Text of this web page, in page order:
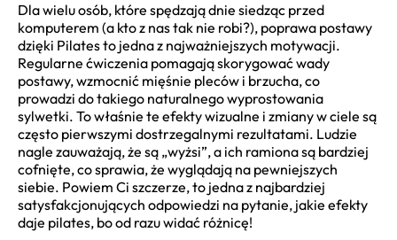
Dla wielu osób, które spędzają dnie siedząc przed
komputerem (a kto z nas tak nie robi?), poprawa postawy
dzięki Pilates to jedna z najważniejszych motywacji.
Regularne ćwiczenia pomagają skorygować wady
postawy, wzmocnić mięśnie pleców i brzucha, co
prowadzi do takiego naturalnego wyprostowania
sylwetki. To właśnie te efekty wizualne i zmiany w ciele są
często pierwszymi dostrzegalnymi rezultatami. Ludzie
nagle zauważają, że są „wyżsi”, a ich ramiona są bardziej
cofnięte, co sprawia, że wyglądają na pewniejszych
siebie. Powiem Ci szczerze, to jedna z najbardziej
satysfakcjonujących odpowiedzi na pytanie, jakie efekty
daje pilates, bo od razu widać różnicę!